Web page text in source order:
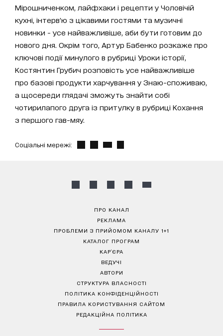
Мірошниченком, лайфхаки і рецепти у Чоловічій
кухні, інтерв’ю з цікавими гостями та музичні
новинки - усе найважливіше, аби бути готовим до
нового дня. Окрім того, Артур Бабенко розкаже про
ключові події минулого в рубриці Уроки історії,
Костянтин Грубич розповість усе найважливіше
про базові продукти харчування у Знаю-споживаю,
а щосереди глядачі зможуть знайти собі
чотирилапого друга із притулку в рубриці Кохання
з першого гав-мяу.
Соціальні мережі:
ПРО КАНАЛ
РЕКЛАМА
ПРОБЛЕМИ З ПРИЙОМОМ КАНАЛУ 1+1
КАТАЛОГ ПРОГРАМ
КАР’ЄРА
ВЕДУЧІ
АВТОРИ
СТРУКТУРА ВЛАСНОСТІ
ПОЛІТИКА КОНФІДЕНЦІЙНОСТІ
ПРАВИЛА КОРИСТУВАННЯ САЙТОМ
РЕДАКЦІЙНА ПОЛІТИКА